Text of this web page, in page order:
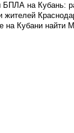
БПЛА на Кубань:
жителей
на Кубани